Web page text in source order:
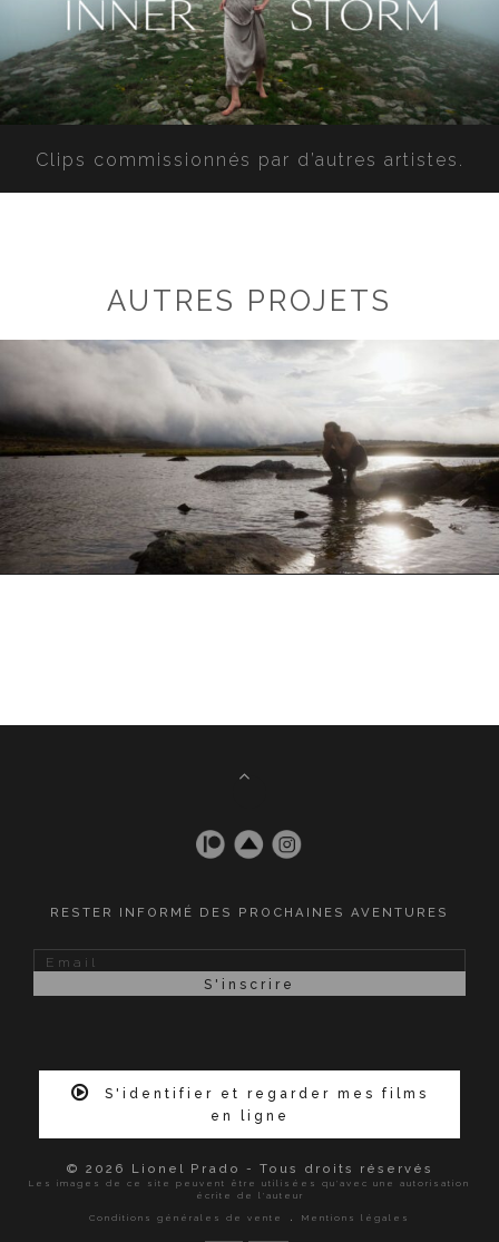
Clips commissionnés par d’autres artistes.
AUTRES PROJETS
RESTER INFORMÉ DES PROCHAINES AVENTURES
S'identifier et regarder mes films
en ligne
© 2026 Lionel Prado - Tous droits réservés
Les images de ce site peuvent être utilisées qu'avec une autorisation
écrite de l'auteur
Conditions générales de vente
. Mentions légales